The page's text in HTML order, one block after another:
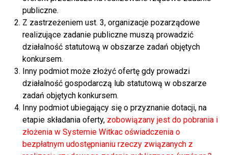
publiczne.
Z zastrzeżeniem ust. 3, organizacje pozarządowe
realizujące zadanie publiczne muszą prowadzić
działalność statutową w obszarze zadań objętych
konkursem.
Inny podmiot może złożyć ofertę gdy prowadzi
działalność gospodarczą lub statutową w obszarze
zadań objętych konkursem.
Inny podmiot ubiegający się o przyznanie dotacji, na
etapie składania oferty, zobowiązany jest do pobrania i
złożenia w Systemie Witkac oświadczenia o
bezpłatnym udostępnianiu rzeczy związanych z